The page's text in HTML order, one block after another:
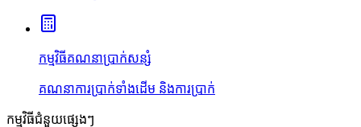
កម្មវិធីគណនាប្រាក់សន្សំ
គណនាការប្រាក់ទាំងដើម និងការប្រាក់
កម្មវិធីជំនួយផ្សេងៗ